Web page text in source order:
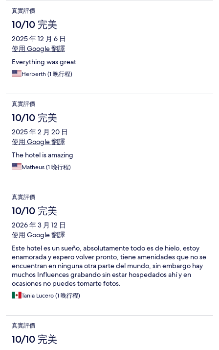
真實評價
10/10 完美
2025 年 12 月 6 日
使用 Google 翻譯
Everything was great
Herberth (1 晚行程)
真實評價
10/10 完美
2025 年 2 月 20 日
使用 Google 翻譯
The hotel is amazing
Matheus (1 晚行程)
真實評價
10/10 完美
2026 年 3 月 12 日
使用 Google 翻譯
Este hotel es un sueño, absolutamente todo es de hielo, estoy
enamorada y espero volver pronto, tiene amenidades que no se
encuentran en ninguna otra parte del mundo, sin embargo hay
muchos Influences grabando sin estar hospedados ahí y en
ocasiones no puedes tomarte fotos.
Tania Lucero (1 晚行程)
真實評價
10/10 完美